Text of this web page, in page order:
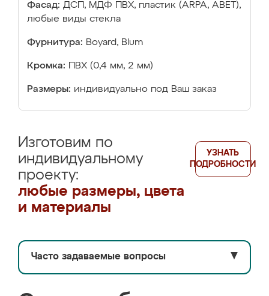
Фасад: ДСП, МДФ ПВХ, пластик (ARPA, ABET),
любые виды стекла
Фурнитура: Boyard, Blum
Кромка: ПВХ (0,4 мм, 2 мм)
Размеры: индивидуально под Ваш заказ
Изготовим по
индивидуальному
проекту:
любые размеры, цвета
и материалы
УЗНАТЬ
ПОДРОБНОСТИ
Часто задаваемые вопросы ▼